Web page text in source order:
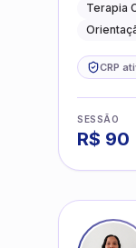
Terapia
CRP
SESSÃO
R$ 90